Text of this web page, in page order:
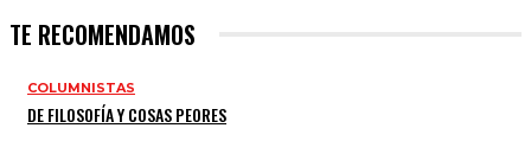
TE RECOMENDAMOS
COLUMNISTAS
DE FILOSOFÍA Y COSAS PEORES